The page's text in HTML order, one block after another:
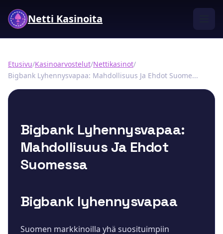
Netti Kasinoita
Etusivu/Kasinoarvostelut/Nettikasinot/
Bigbank Lyhennysvapaa: Mahdollisuus Ja Ehdot Suome...
Bigbank Lyhennysvapaa:
Mahdollisuus Ja Ehdot
Suomessa
Bigbank lyhennysvapaa
Suomen markkinoilla yhä suosituimpiin